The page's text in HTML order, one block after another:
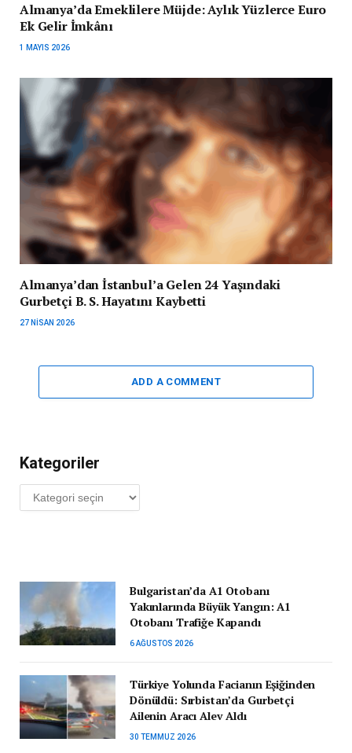
Almanya’da Emeklilere Müjde: Aylık Yüzlerce Euro
Ek Gelir İmkânı
1 MAYIS 2026
Almanya’dan İstanbul’a Gelen 24 Yaşındaki
Gurbetçi B. S. Hayatını Kaybetti
27 NISAN 2026
ADD A COMMENT
Kategoriler
Kategoriler
Bulgaristan’da A1 Otobanı
Yakınlarında Büyük Yangın: A1
Otobanı Trafiğe Kapandı
6 AĞUSTOS 2026
Türkiye Yolunda Facianın Eşiğinden
Dönüldü: Sırbistan’da Gurbetçi
Ailenin Aracı Alev Aldı
30 TEMMUZ 2026